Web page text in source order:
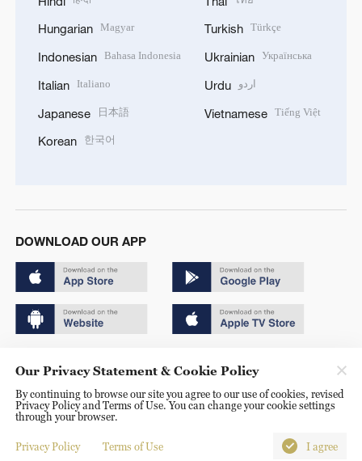
Hungarian Magyar
Indonesian Bahasa Indonesia
Italian Italiano
Japanese 日本語
Korean 한국어
Turkish Türkçe
Ukrainian Українська
Urdu اردو
Vietnamese Tiếng Việt
DOWNLOAD OUR APP
京ICP备20000184号
京公网安备 11010502050052号
Disinformation report hotline: 010-85061466
Our Privacy Statement & Cookie Policy
By continuing to browse our site you agree to our use of cookies, revised
Privacy Policy and Terms of Use. You can change your cookie settings
through your browser.
Privacy Policy Terms of Use I agree